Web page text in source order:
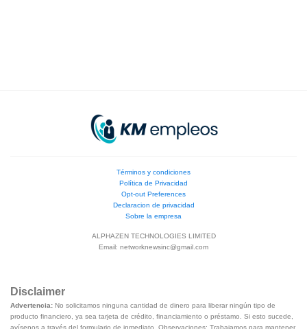
Términos y condiciones
Política de Privacidad
Opt-out Preferences
Declaracion de privacidad
Sobre la empresa
ALPHAZEN TECHNOLOGIES LIMITED
Email: networknewsinc@gmail.com
Disclaimer
Advertencia: No solicitamos ninguna cantidad de dinero para liberar ningún tipo de
producto financiero, ya sea tarjeta de crédito, financiamiento o préstamo. Si esto sucede,
avísenos a través del formulario de inmediato. Observaciones: Trabajamos para mantener